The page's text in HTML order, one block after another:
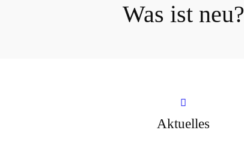
Was ist neu?
Aktuelles